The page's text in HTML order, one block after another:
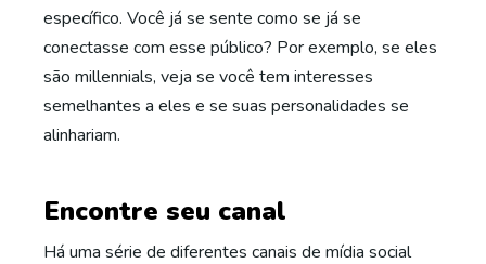
específico. Você já se sente como se já se
conectasse com esse público? Por exemplo, se eles
são millennials, veja se você tem interesses
semelhantes a eles e se suas personalidades se
alinhariam.
Encontre seu canal
Há uma série de diferentes canais de mídia social